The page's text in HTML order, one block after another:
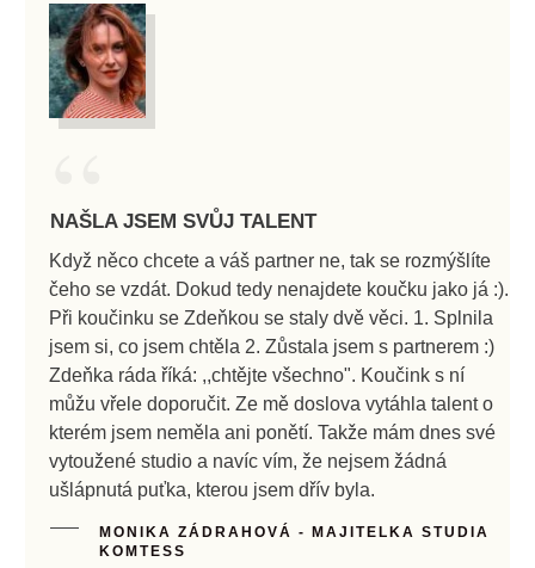
“
NAŠLA JSEM SVŮJ TALENT
Když něco chcete a váš partner ne, tak se rozmýšlíte
čeho se vzdát. Dokud tedy nenajdete koučku jako já :).
Při koučinku se Zdeňkou se staly dvě věci. 1. Splnila
jsem si, co jsem chtěla 2. Zůstala jsem s partnerem :)
Zdeňka ráda říká: ,,chtějte všechno". Koučink s ní
můžu vřele doporučit. Ze mě doslova vytáhla talent o
kterém jsem neměla ani ponětí. Takže mám dnes své
vytoužené studio a navíc vím, že nejsem žádná
ušlápnutá puťka, kterou jsem dřív byla.
MONIKA ZÁDRAHOVÁ - MAJITELKA STUDIA
KOMTESS